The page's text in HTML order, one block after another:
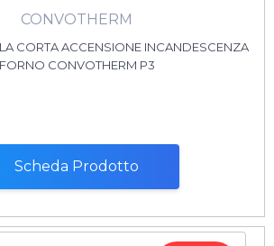
CONVOTHERM
CORTA ACCENSIONE INCANDESCENZA
FORNO CONVOTHERM P3
Scheda Prodotto